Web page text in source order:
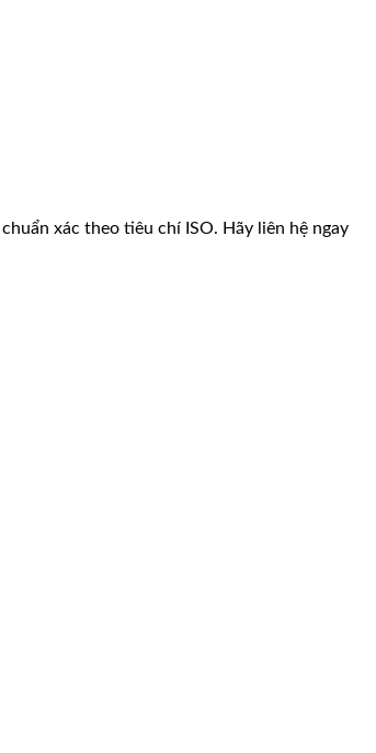
xác theo tiêu chí ISO. Hãy liên hệ ngay